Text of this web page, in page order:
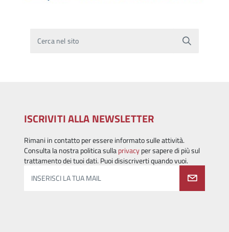
Cerca nel sito
ISCRIVITI ALLA NEWSLETTER
Rimani in contatto per essere informato sulle attività.
Consulta la nostra politica sullaprivacyper sapere di più sul
trattamento dei tuoi dati. Puoi disiscriverti quando vuoi.
INSERISCI LA TUA MAIL